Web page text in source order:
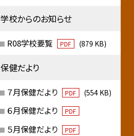
学校からのお知らせ
R08学校要覧 PDF (879 KB)
保健だより
７月保健だより PDF (554 KB)
６月保健だより PDF
５月保健だより PDF